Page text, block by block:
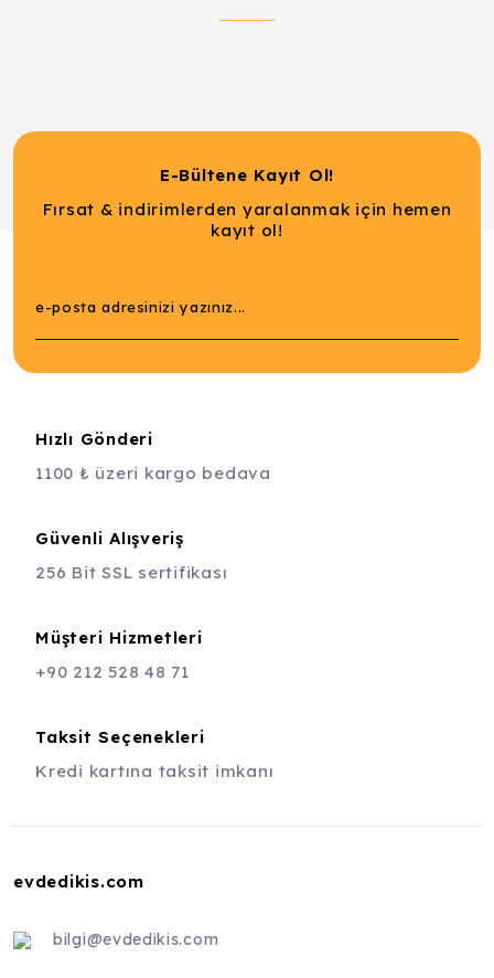
E-Bültene Kayıt Ol!
Fırsat & indirimlerden yaralanmak için hemen
kayıt ol!
Hızlı Gönderi
1100 ₺ üzeri kargo bedava
Güvenli Alışveriş
256 Bit SSL sertifikası
Müşteri Hizmetleri
+90 212 528 48 71
Taksit Seçenekleri
Kredi kartına taksit imkanı
evdedikis.com
bilgi@evdedikis.com